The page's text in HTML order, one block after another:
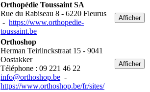
Orthopédie Toussaint SA
Rue du Rabiseau 8 - 6220 Fleurus
- https://www.orthopedie-
toussaint.be
Afficher
Orthoshop
Herman Teirlinckstraat 15 - 9041
Oostakker
Téléphone : 09 221 46 22
info@orthoshop.be -
https://www.orthoshop.be/fr/sites/
Afficher